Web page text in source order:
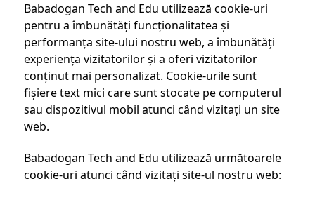
Babadogan Tech and Edu utilizează cookie-uri
pentru a îmbunătăți funcționalitatea și
performanța site-ului nostru web, a îmbunătăți
experiența vizitatorilor și a oferi vizitatorilor
conținut mai personalizat. Cookie-urile sunt
fișiere text mici care sunt stocate pe computerul
sau dispozitivul mobil atunci când vizitați un site
web.
Babadogan Tech and Edu utilizează următoarele
cookie-uri atunci când vizitați site-ul nostru web: